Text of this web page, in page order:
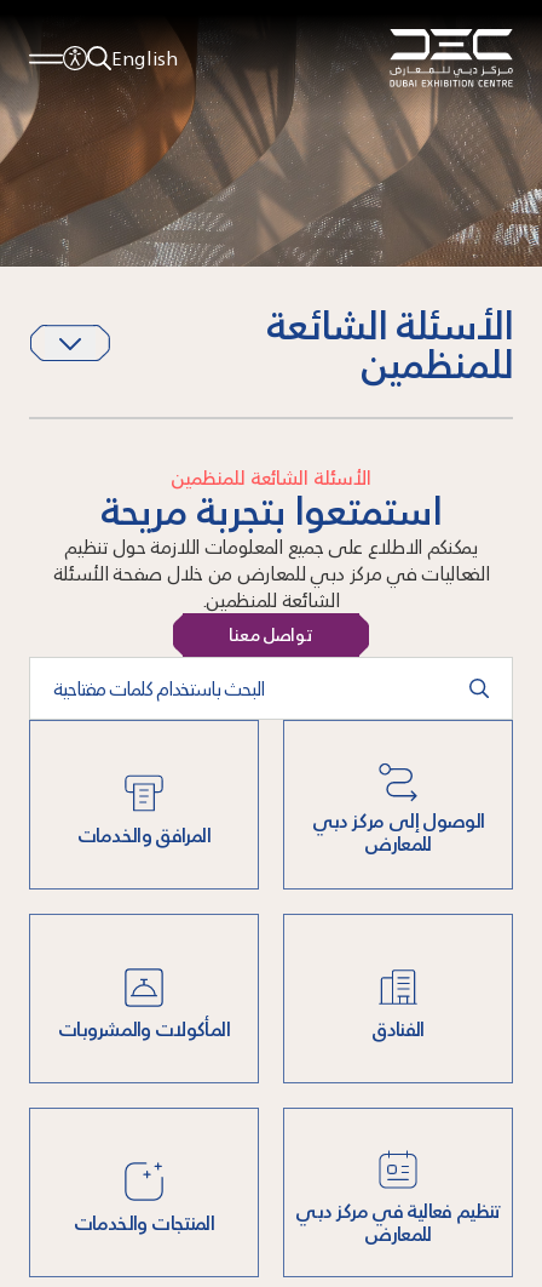
English
الأسئلة الشائعة
للمنظمين
الأسئلة الشائعة للمنظمين
استمتعوا بتجربة مريحة
يمكنكم الاطلاع على جميع المعلومات اللازمة حول تنظيم
الفعاليات في مركز دبي للمعارض من خلال صفحة الأسئلة
الشائعة للمنظمين.
تواصل معنا
البحث باستخدام كلمات مفتاحية
الوصول إلى مركز دبي
للمعارض المرافق والخدمات
الفنادق المأكولات والمشروبات
تنظيم فعالية في مركز دبي
للمعارض المنتجات والخدمات